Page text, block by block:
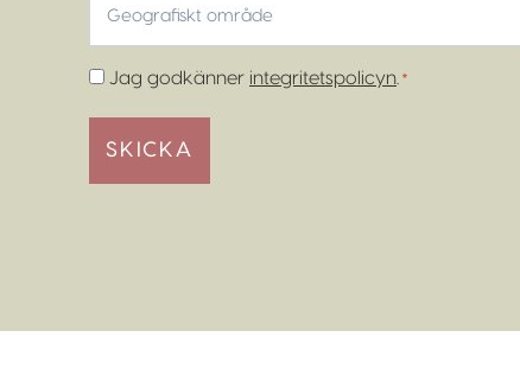
område
*
Samtycke
Jag godkänner integritetspolicyn *